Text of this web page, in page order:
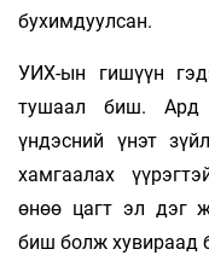
бухимдуулсан.
УИХ-ын гишүүн
тушаал биш. Ард
үндэсний үнэт
хамгаалах
өнөө цагт эл дэг
биш болж хувираад